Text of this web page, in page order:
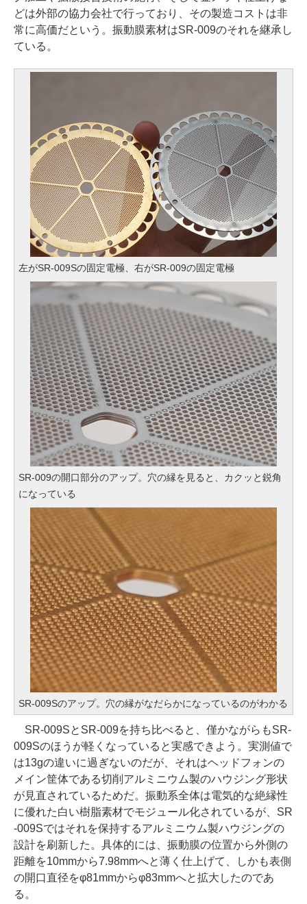
どは外部の協力会社で行っており、その製造コストは非
常に高価だという。振動膜素材はSR-009のそれを継承し
ている。
左がSR-009Sの固定電極、右がSR-009の固定電極
SR-009の開口部分のアップ。穴の縁を見ると、カクッと鋭角
になっている
SR-009Sのアップ。穴の縁がなだらかになっているのがわかる
SR-009SとSR-009を持ち比べると、僅かながらもSR-
009Sのほうが軽くなっていると実感できよう。実測値で
は13gの違いに過ぎないのだが、それはヘッドフォンの
メイン筐体である切削アルミニウム製のハウジング形状
が見直されているためだ。振動系全体は電気的な絶縁性
に優れた白い樹脂素材でモジュール化されているが、SR
-009Sではそれを保持するアルミニウム製ハウジングの
設計を刷新した。具体的には、振動膜の位置から外側の
距離を10mmから7.98mmへと薄く仕上げて、しかも表側
の開口直径をφ81mmからφ83mmへと拡大したのであ
る。